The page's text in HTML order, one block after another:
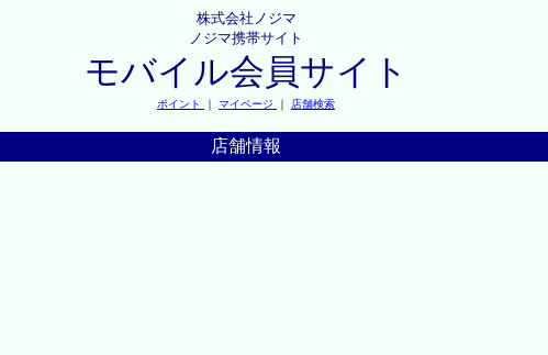
株式会社ノジマ
ノジマ携帯サイト
モバイル会員サイト
ポイント ｜ マイページ ｜ 店舗検索
店舗情報